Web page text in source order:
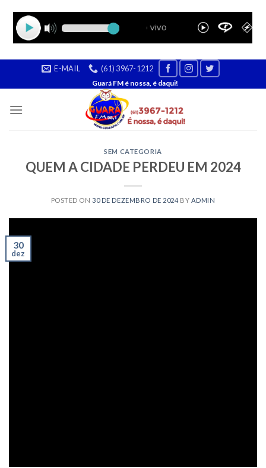
E-MAIL (61) 3967-1212
Guará FM é nossa, é daqui!
SEM CATEGORIA
QUEM A CIDADE PERDEU EM 2024
POSTED ON30 DE DEZEMBRO DE 2024 BY ADMIN
30
dez